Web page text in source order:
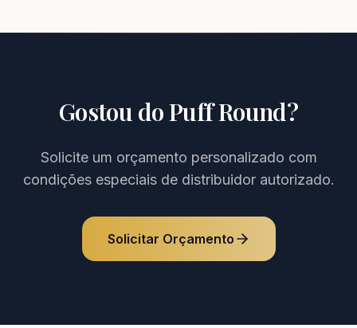
Gostou doPuff Round?
Solicite um orçamento personalizado com
condições especiais de distribuidor autorizado.
Solicitar Orçamento